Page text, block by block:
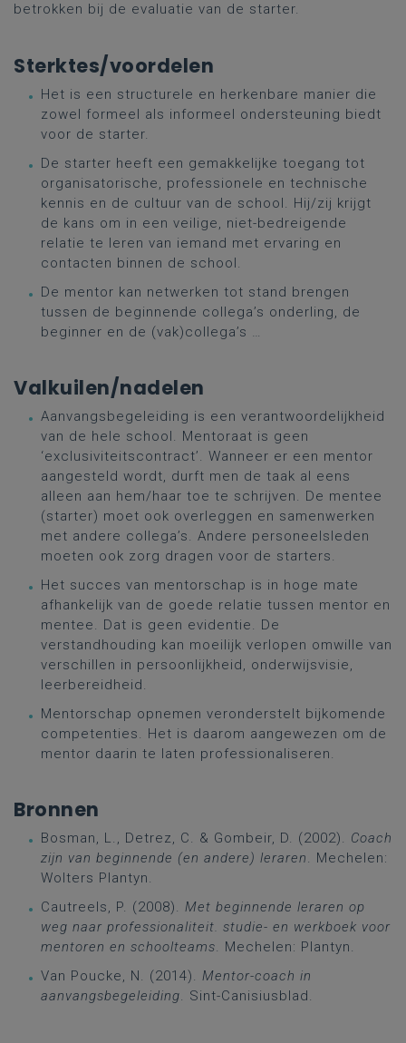
betrokken bij de evaluatie van de starter.
Sterktes/voordelen
Het is een structurele en herkenbare manier die
zowel formeel als informeel ondersteuning biedt
voor de starter.
De starter heeft een gemakkelijke toegang tot
organisatorische, professionele en technische
kennis en de cultuur van de school. Hij/zij krijgt
de kans om in een veilige, niet-bedreigende
relatie te leren van iemand met ervaring en
contacten binnen de school.
De mentor kan netwerken tot stand brengen
tussen de beginnende collega’s onderling, de
beginner en de (vak)collega’s …
Valkuilen/nadelen
Aanvangsbegeleiding is een verantwoordelijkheid
van de hele school. Mentoraat is geen
‘exclusiviteitscontract’. Wanneer er een mentor
aangesteld wordt, durft men de taak al eens
alleen aan hem/haar toe te schrijven. De mentee
(starter) moet ook overleggen en samenwerken
met andere collega’s. Andere personeelsleden
moeten ook zorg dragen voor de starters.
Het succes van mentorschap is in hoge mate
afhankelijk van de goede relatie tussen mentor en
mentee. Dat is geen evidentie. De
verstandhouding kan moeilijk verlopen omwille van
verschillen in persoonlijkheid, onderwijsvisie,
leerbereidheid.
Mentorschap opnemen veronderstelt bijkomende
competenties. Het is daarom aangewezen om de
mentor daarin te laten professionaliseren.
Bronnen
Bosman, L., Detrez, C. & Gombeir, D. (2002). Coach
zijn van beginnende (en andere) leraren. Mechelen:
Wolters Plantyn.
Cautreels, P. (2008). Met beginnende leraren op
weg naar professionaliteit. studie- en werkboek voor
mentoren en schoolteams. Mechelen: Plantyn.
Van Poucke, N. (2014). Mentor-coach in
aanvangsbegeleiding. Sint-Canisiusblad.